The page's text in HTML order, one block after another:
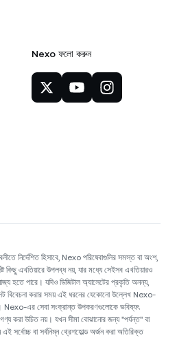
Nexo ফলো করুন
নির্দেশিত হিসাবে, Nexo পরিষেবাগুলির সমস্ত বা অংশ,
কিছু এখতিয়ারে উপলব্ধ নয়, যার মধ্যে সেইসব এখতিয়ারও
হতে পারে। যদিও ডিজিটাল অ্যাসেটের প্রকৃতি অনন্য,
বিবেচনা করার সময় এই ধরনের যেকোনো উল্লেখ Nexo-
Nexo-এর সেবা সংক্রান্ত উপকরণগুলোকে ভবিষ্যৎ
গণ্য করা উচিত নয়। যখন সীমা বোঝানোর জন্য "পর্যন্ত" বা
সর্বোচ্চ বা সর্বনিম্ন থ্রেশহোল্ড অর্জন করা অতিরিক্ত